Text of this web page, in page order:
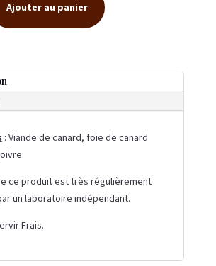
Ajouter au panier
: Viande de canard, foie de canard
ce produit est très régulièrement
un laboratoire indépendant.
Frais.